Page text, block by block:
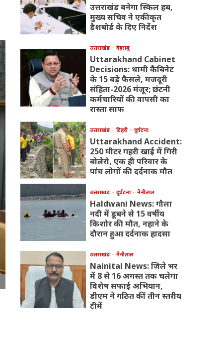
उत्तराखंड बनेगा स्किल हब,
मुख्य सचिव ने एकीकृत
डैशबोर्ड के दिए निर्देश
उत्तराखंड देहरादून
Uttarakhand Cabinet
Decisions: धामी कैबिनेट
के 15 बड़े फैसले, मजदूरी
संहिता-2026 मंजूर; छंटनी
कर्मचारियों की वापसी का
रास्ता साफ
उत्तराखंड टिहरी दुर्घटना
Uttarakhand Accident:
250 मीटर गहरी खाई में गिरी
बोलेरो, एक ही परिवार के
पांच लोगों की दर्दनाक मौत
उत्तराखंड दुर्घटना नैनीताल
Haldwani News: गौला
नदी में डूबने से 15 वर्षीय
किशोर की मौत, नहाने के
दौरान हुआ दर्दनाक हादसा
उत्तराखंड नैनीताल
Nainital News: जिले भर
में 8 से 16 अगस्त तक चलेगा
विशेष सफाई अभियान,
डीएम ने गठित कीं तीन स्तरीय
टीमें